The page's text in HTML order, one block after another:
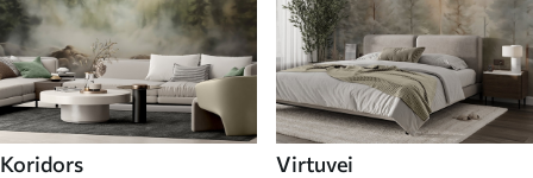
Koridors Virtuvei